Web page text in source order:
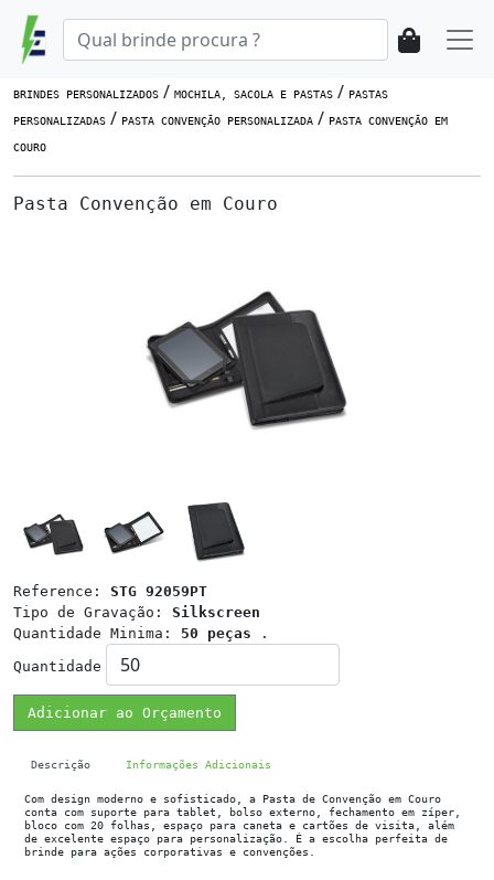
BRINDES PERSONALIZADOS / MOCHILA, SACOLA E PASTAS / PASTAS
PERSONALIZADAS / PASTA CONVENÇÃO PERSONALIZADA / PASTA CONVENÇÃO EM
COURO
Pasta Convenção em Couro
Reference: STG 92059PT
Tipo de Gravação: Silkscreen
Quantidade Minima: 50 peças .
Quantidade
Adicionar ao Orçamento
Descrição Informações Adicionais
Com design moderno e sofisticado, a Pasta de Convenção em Couro
conta com suporte para tablet, bolso externo, fechamento em zíper,
bloco com 20 folhas, espaço para caneta e cartões de visita, além
de excelente espaço para personalização. É a escolha perfeita de
brinde para ações corporativas e convenções.